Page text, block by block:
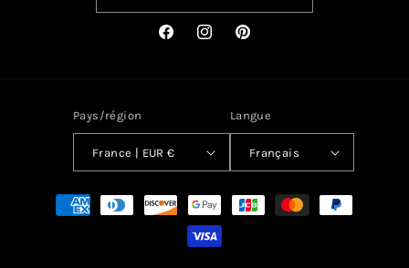
FacebookInstagramPinterest
Pays/région
France | EUR €
Langue
Français
Moyens